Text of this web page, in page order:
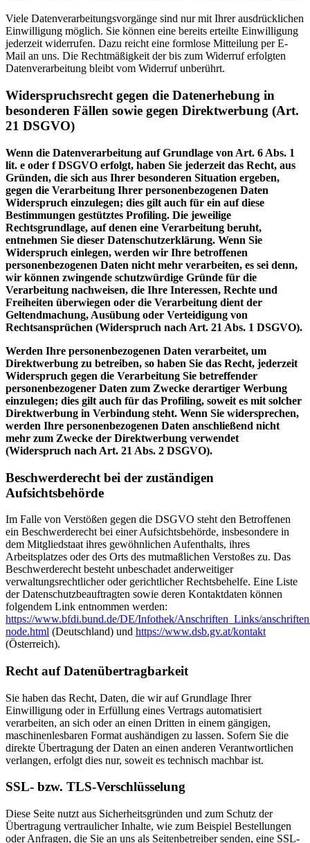
Viele Datenverarbeitungsvorgänge sind nur mit Ihrer ausdrücklichen
Einwilligung möglich. Sie können eine bereits erteilte Einwilligung
jederzeit widerrufen. Dazu reicht eine formlose Mitteilung per E-
Mail an uns. Die Rechtmäßigkeit der bis zum Widerruf erfolgten
Datenverarbeitung bleibt vom Widerruf unberührt.
Widerspruchsrecht gegen die Datenerhebung in
besonderen Fällen sowie gegen Direktwerbung (Art.
21 DSGVO)
Wenn die Datenverarbeitung auf Grundlage von Art. 6 Abs. 1
lit. e oder f DSGVO erfolgt, haben Sie jederzeit das Recht, aus
Gründen, die sich aus Ihrer besonderen Situation ergeben,
gegen die Verarbeitung Ihrer personenbezogenen Daten
Widerspruch einzulegen; dies gilt auch für ein auf diese
Bestimmungen gestütztes Profiling. Die jeweilige
Rechtsgrundlage, auf denen eine Verarbeitung beruht,
entnehmen Sie dieser Datenschutzerklärung. Wenn Sie
Widerspruch einlegen, werden wir Ihre betroffenen
personenbezogenen Daten nicht mehr verarbeiten, es sei denn,
wir können zwingende schutzwürdige Gründe für die
Verarbeitung nachweisen, die Ihre Interessen, Rechte und
Freiheiten überwiegen oder die Verarbeitung dient der
Geltendmachung, Ausübung oder Verteidigung von
Rechtsansprüchen (Widerspruch nach Art. 21 Abs. 1 DSGVO).
Werden Ihre personenbezogenen Daten verarbeitet, um
Direktwerbung zu betreiben, so haben Sie das Recht, jederzeit
Widerspruch gegen die Verarbeitung Sie betreffender
personenbezogener Daten zum Zwecke derartiger Werbung
einzulegen; dies gilt auch für das Profiling, soweit es mit solcher
Direktwerbung in Verbindung steht. Wenn Sie widersprechen,
werden Ihre personenbezogenen Daten anschließend nicht
mehr zum Zwecke der Direktwerbung verwendet
(Widerspruch nach Art. 21 Abs. 2 DSGVO).
Beschwerderecht bei der zuständigen
Aufsichtsbehörde
Im Falle von Verstößen gegen die DSGVO steht den Betroffenen
ein Beschwerderecht bei einer Aufsichtsbehörde, insbesondere in
dem Mitgliedstaat ihres gewöhnlichen Aufenthalts, ihres
Arbeitsplatzes oder des Orts des mutmaßlichen Verstoßes zu. Das
Beschwerderecht besteht unbeschadet anderweitiger
verwaltungsrechtlicher oder gerichtlicher Rechtsbehelfe. Eine Liste
der Datenschutzbeauftragten sowie deren Kontaktdaten können
folgendem Link entnommen werden:
https://www.bfdi.bund.de/DE/Infothek/Anschriften_Links/
node.html (Deutschland) und https://www.dsb.gv.at/kontakt
(Österreich).
Recht auf Datenübertragbarkeit
Sie haben das Recht, Daten, die wir auf Grundlage Ihrer
Einwilligung oder in Erfüllung eines Vertrags automatisiert
verarbeiten, an sich oder an einen Dritten in einem gängigen,
maschinenlesbaren Format aushändigen zu lassen. Sofern Sie die
direkte Übertragung der Daten an einen anderen Verantwortlichen
verlangen, erfolgt dies nur, soweit es technisch machbar ist.
SSL- bzw. TLS-Verschlüsselung
Diese Seite nutzt aus Sicherheitsgründen und zum Schutz der
Übertragung vertraulicher Inhalte, wie zum Beispiel Bestellungen
oder Anfragen, die Sie an uns als Seitenbetreiber senden, eine SSL-